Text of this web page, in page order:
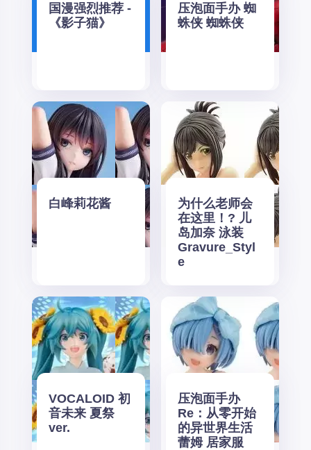
国漫强烈推荐 -
《影子猫》
压泡面手办 蜘
蛛侠 蜘蛛侠
白峰莉花酱
为什么老师会
在这里！? 儿
岛加奈 泳装
Gravure_Styl
e
VOCALOID 初
音未来 夏祭
ver.
压泡面手办
Re：从零开始
的异世界生活
蕾姆 居家服